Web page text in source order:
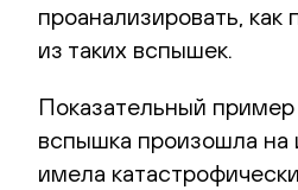
проанализировать,
из таких вспышек.
Показательный
вспышка произошла
имела